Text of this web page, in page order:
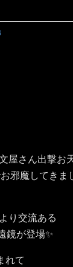
屋さん出撃お
邪魔してきま
り交流ある
鏡が登場✨
れて